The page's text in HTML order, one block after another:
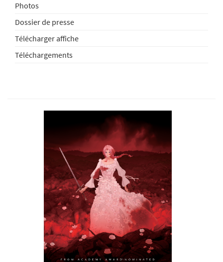
Photos
Dossier de presse
Télécharger affiche
Téléchargements